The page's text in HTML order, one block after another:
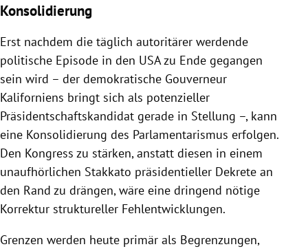
Konsolidierung
Erst nachdem die täglich autoritärer werdende
politische Episode in den USA zu Ende gegangen
sein wird – der demokratische Gouverneur
Kaliforniens bringt sich als potenzieller
Präsidentschaftskandidat gerade in Stellung –, kann
eine Konsolidierung des Parlamentarismus erfolgen.
Den Kongress zu stärken, anstatt diesen in einem
unaufhörlichen Stakkato präsidentieller Dekrete an
den Rand zu drängen, wäre eine dringend nötige
Korrektur struktureller Fehlentwicklungen.
Grenzen werden heute primär als Begrenzungen,